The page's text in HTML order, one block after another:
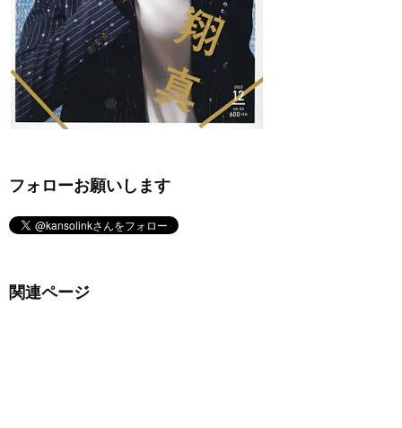
フォローお願いします
関連ページ